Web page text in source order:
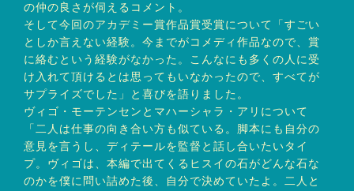
の仲の良さが伺えるコメント。
そして今回のアカデミー賞作品賞受賞について「すごい
としか言えない経験。今までがコメディ作品なので、賞
に絡むという経験がなかった。こんなにも多くの人に受
け入れて頂けるとは思ってもいなかったので、すべてが
サプライズでした」と喜びを語りました。
ヴィゴ・モーテンセンとマハーシャラ・アリについて
「二人は仕事の向き合い方も似ている。脚本にも自分の
意見を言うし、ディテールを監督と話し合いたいタイ
プ。ヴィゴは、本編で出てくるヒスイの石がどんな石な
のかを僕に問い詰めた後、自分で決めていたよ。二人と